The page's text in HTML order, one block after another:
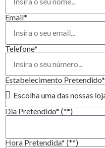
Email*
Telefone*
Estabelecimento Pretendido*
Dia Pretendido* (**)
Hora Pretendida* (**)